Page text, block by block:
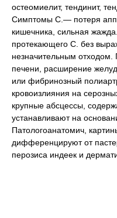
остеомиелит, тендинит,
Симптомы С.— потеря
кишечника, сильная
протекающего С. без
незначительным отходом.
печени, расширение
или фибринозный
кровоизлияния на
крупные абсцессы,
устанавливают на
Патологоанатомич,
дифференцируют от
перозиса индеек и